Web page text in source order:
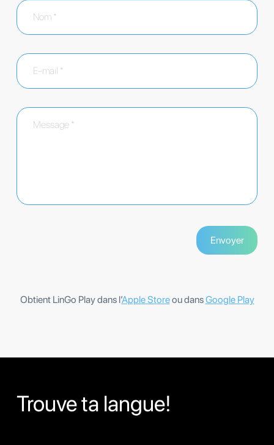
Obtient LinGo Play dans l’Apple Storeou dansGoogle Play
Trouve ta langue!